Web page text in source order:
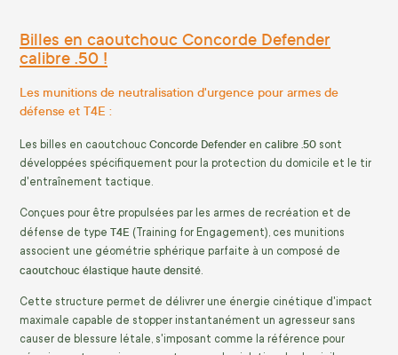
Billes en caoutchouc Concorde Defender
calibre .50 !
Les munitions de neutralisation d'urgence pour armes de
défense et T4E :
Les billes en caoutchouc Concorde Defender en calibre .50 sont
développées spécifiquement pour la protection du domicile et le tir
d'entraînement tactique.
Conçues pour être propulsées par les armes de recréation et de
défense de type T4E (Training for Engagement), ces munitions
associent une géométrie sphérique parfaite à un composé de
caoutchouc élastique haute densité.
Cette structure permet de délivrer une énergie cinétique d'impact
maximale capable de stopper instantanément un agresseur sans
causer de blessure létale, s'imposant comme la référence pour